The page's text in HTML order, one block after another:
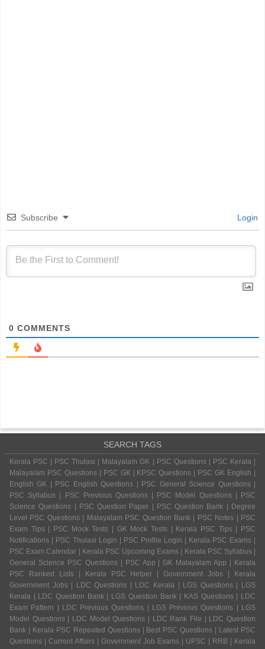
Subscribe Login
0 COMMENTS
SEARCH TAGS
Kerala PSC | PSC Thulasi | Malayalam GK | PSC Questions | PSC Kerala |
Malayalam PSC Questions | PSC GK | KPSC Questions | PSC GK English |
English GK | PSC English Questions | PSC General Science Questions |
PSC Syllabus | PSC Previous Questions | PSC Model Questions | PSC
Science Questions | PSC Question Paper | PSC Question Bank | Degree
Level PSC Questions | Malayalam PSC Question Bank | PSC Notes | PSC
Exam Tips | PSC Mock Tests | GK Mock Tests | Kerala PSC Tips | PSC
Notifications | PSC Thulasi Login | PSC Profile Login | Kerala PSC Exams |
PSC Exam Calendar | Kerala PSC Upcoming Exams | Kerala PSC Syllabus |
General Science PSC Questions | PSC App | GK Malayalam App | Kerala
PSC Ranked Lists | Kerala PSC Helper | Government Jobs | Kerala
Government Jobs | LDC Questions | LDC Kerala | LGS Questions | LGS
Kerala | LDC Question Bank | LGS Question Bank | KAS Questions | LDC
Exam Pattern | LDC Previous Questions | LGS Previous Questions | LGS
Model Questions | LDC Model Questions | LDC Rank File | LDC Question
Bank | Kerala PSC Repeated Questions | Best PSC Questions | Latest PSC
Questions | Current Affairs | Government Job Exams | UPSC | RRB | Kerala